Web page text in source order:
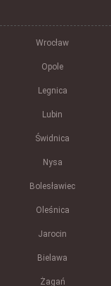
Wrocław
Opole
Legnica
Lubin
Świdnica
Nysa
Bolesławiec
Oleśnica
Jarocin
Bielawa
Żagań